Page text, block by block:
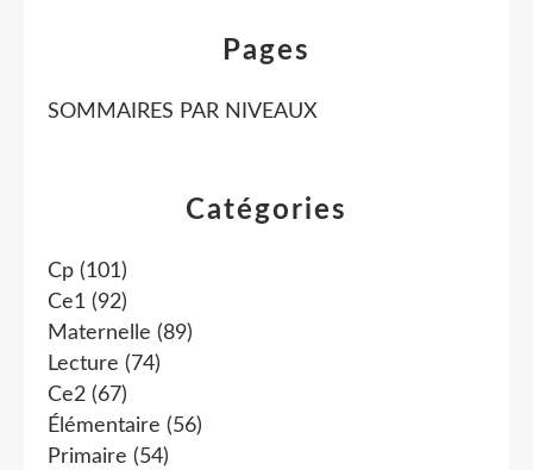
Catégories
Cp (101)
Ce1 (92)
Maternelle (89)
Lecture (74)
Ce2 (67)
Élémentaire (56)
Primaire (54)
Pages
SOMMAIRES PAR NIVEAUX